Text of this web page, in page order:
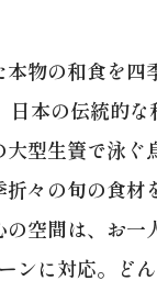
物の和食を四
本の伝統的
型生簀で泳ぐ
々の旬の食
空間は、お
ンに対応。ど